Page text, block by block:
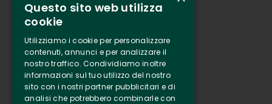
Online ticketing
Clappit
Information
Questo sito web utilizza
cookie
Utilizziamo i cookie per personalizzare
contenuti, annunci e per analizzare il
nostro traffico. Condividiamo inoltre
informazioni sul tuo utilizzo del nostro
sito con i nostri partner pubblicitari e di
analisi che potrebbero combinarle con